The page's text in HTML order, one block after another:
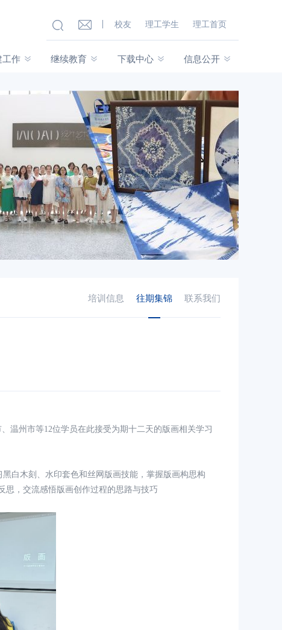
校友 理工学生 理工首页
工作 继续教育 下载中心 信息公开
培训信息 往期集锦 联系我们
、 温州 市等12位学员在此接受为期十二天的版画相关学习
白木刻、水印套色和丝网版画技能，掌握版画构思构
思，交流感悟版画创作过程的思路与技巧